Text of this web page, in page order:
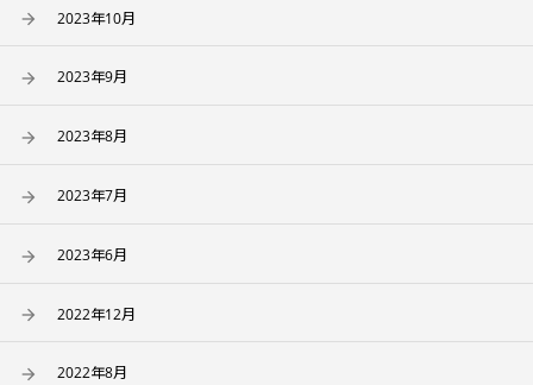
2023年10月
2023年9月
2023年8月
2023年7月
2023年6月
2022年12月
2022年8月